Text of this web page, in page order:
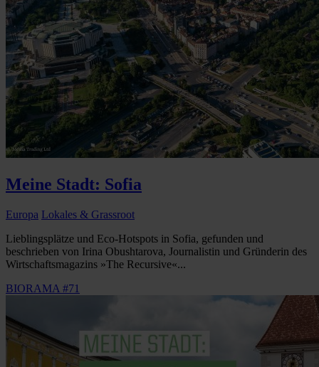
Meine Stadt: Sofia
Europa Lokales & Grassroot
Lieblingsplätze und Eco-Hotspots in Sofia, gefunden und
beschrieben von Irina Obushtarova, Journalistin und Gründerin des
Wirtschaftsmagazins »The Recursive«...
BIORAMA #71